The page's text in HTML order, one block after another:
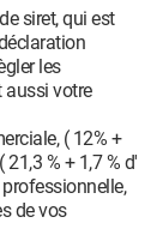
siret, qui est
les
aussi votre
( 12% +
% + 1,7 % d'
de vos